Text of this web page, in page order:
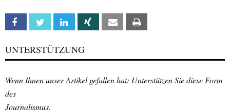
Facebook Twitter Linkedin Xing Email
UNTERSTÜTZUNG
Wenn Ihnen unser Artikel gefallen hat: Unterstützen Sie diese Form
des
Journalismus.